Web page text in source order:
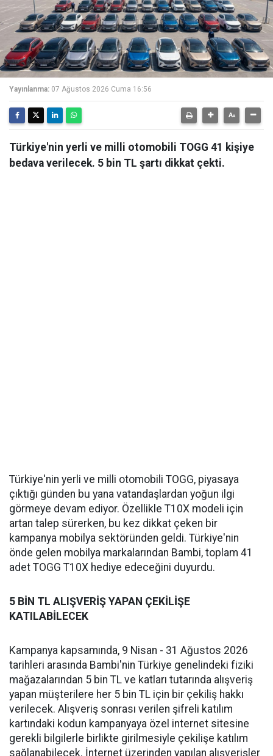
Yayınlanma: 07 Ağustos 2026 Cuma 16:56
Türkiye'nin yerli ve milli otomobili TOGG 41 kişiye
bedava verilecek. 5 bin TL şartı dikkat çekti.
Türkiye'nin yerli ve milli otomobili TOGG, piyasaya
çıktığı günden bu yana vatandaşlardan yoğun ilgi
görmeye devam ediyor. Özellikle T10X modeli için
artan talep sürerken, bu kez dikkat çeken bir
kampanya mobilya sektöründen geldi. Türkiye'nin
önde gelen mobilya markalarından Bambi, toplam 41
adet TOGG T10X hediye edeceğini duyurdu.
5 BİN TL ALIŞVERİŞ YAPAN ÇEKİLİŞE
KATILABİLECEK
Kampanya kapsamında, 9 Nisan - 31 Ağustos 2026
tarihleri arasında Bambi'nin Türkiye genelindeki fiziki
mağazalarından 5 bin TL ve katları tutarında alışveriş
yapan müşterilere her 5 bin TL için bir çekiliş hakkı
verilecek. Alışveriş sonrası verilen şifreli katılım
kartındaki kodun kampanyaya özel internet sitesine
gerekli bilgilerle birlikte girilmesiyle çekilişe katılım
sağlanabilecek. İnternet üzerinden yapılan alışverişler